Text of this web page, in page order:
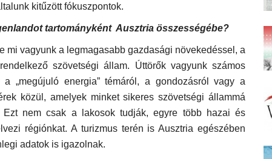
kitűzött fókuszpontok.
tartományként Ausztria összességébe?
mi vagyunk a legmagasabb gazdasági növekedéssel, a
szövetségi állam. Úttörők vagyunk számos
„megújuló energia” témáról, a gondozásról vagy a
közül, amelyek minket sikeres szövetségi állammá
nem csak a lakosok tudják, egyre több hazai és
régiónkat. A turizmus terén is Ausztria egészében
adatok is igazolnak.